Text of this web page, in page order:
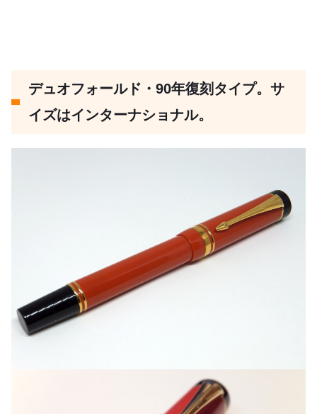
デュオフォールド・90年復刻タイプ。サ
イズはインターナショナル。